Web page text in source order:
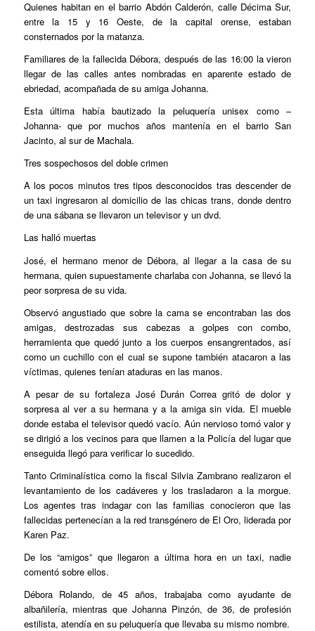
Quienes habitan en el barrio Abdón Calderón, calle Décima Sur,
entre la 15 y 16 Oeste, de la capital orense, estaban
consternados por la matanza.
Familiares de la fallecida Débora, después de las 16:00 la vieron
llegar de las calles antes nombradas en aparente estado de
ebriedad, acompañada de su amiga Johanna.
Esta última había bautizado la peluquería unisex como –
Johanna- que por muchos años mantenía en el barrio San
Jacinto, al sur de Machala.
Tres sospechosos del doble crimen
A los pocos minutos tres tipos desconocidos tras descender de
un taxi ingresaron al domicilio de las chicas trans, donde dentro
de una sábana se llevaron un televisor y un dvd.
Las halló muertas
José, el hermano menor de Débora, al llegar a la casa de su
hermana, quien supuestamente charlaba con Johanna, se llevó la
peor sorpresa de su vida.
Observó angustiado que sobre la cama se encontraban las dos
amigas, destrozadas sus cabezas a golpes con combo,
herramienta que quedó junto a los cuerpos ensangrentados, así
como un cuchillo con el cual se supone también atacaron a las
víctimas, quienes tenían ataduras en las manos.
A pesar de su fortaleza José Durán Correa gritó de dolor y
sorpresa al ver a su hermana y a la amiga sin vida. El mueble
donde estaba el televisor quedó vacío. Aún nervioso tomó valor y
se dirigió a los vecinos para que llamen a la Policía del lugar que
enseguida llegó para verificar lo sucedido.
Tanto Criminalística como la fiscal Silvia Zambrano realizaron el
levantamiento de los cadáveres y los trasladaron a la morgue.
Los agentes tras indagar con las familias conocieron que las
fallecidas pertenecían a la red transgénero de El Oro, liderada por
Karen Paz.
De los “amigos” que llegaron a última hora en un taxi, nadie
comentó sobre ellos.
Débora Rolando, de 45 años, trabajaba como ayudante de
albañilería, mientras que Johanna Pinzón, de 36, de profesión
estilista, atendía en su peluquería que llevaba su mismo nombre.